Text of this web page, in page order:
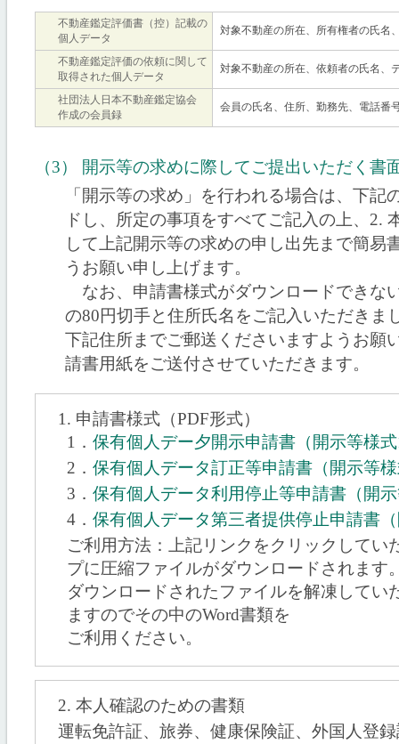
不動産鑑定評価書（控）記載の
個人データ
対象不動産の所在、所有権者の氏名
不動産鑑定評価の依頼に関して
取得された個人データ
対象不動産の所在、依頼者の氏名、
社団法人日本不動産鑑定協会
作成の会員録
会員の氏名、住所、勤務先、電話番
（3） 開示等の求めに際してご提出いただく書
「開示等の求め」を行われる場合は、下
ドし、所定の事項をすべてご記入の上、2.
して上記開示等の求めの申し出先まで簡易
うお願い申し上げます。
なお、申請書様式がダウンロードできな
の80円切手と住所氏名をご記入いただきま
下記住所までご郵送くださいますようお願
請書用紙をご送付させていただきます。
1. 申請書様式（PDF形式）
1． 保有個人デー夕開示申請書（開示等様
2． 保有個人データ訂正等申請書（開示等
3． 保有個人データ利用停止等申請書（開
4． 保有個人データ第三者提供停止申請書
ご利用方法：上記リンクをクリックしてい
プに圧縮ファイルがダウンロードされます
ダウンロードされたファイルを解凍してい
ますのでその中のWord書類を
ご利用ください。
2. 本人確認のための書類
運転免許証、旅券、健康保険証、外国人登